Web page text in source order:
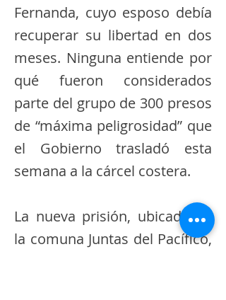
Fernanda, cuyo esposo debía
recuperar su libertad en dos
meses. Ninguna entiende por
qué fueron considerados
parte del grupo de 300 presos
de “máxima peligrosidad” que
el Gobierno trasladó esta
semana a la cárcel costera.
La nueva prisión, ubicada en
la comuna Juntas del Pacífico,